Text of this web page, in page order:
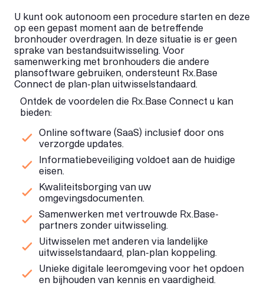
U kunt ook autonoom een procedure starten en deze
op een gepast moment aan de betreffende
bronhouder overdragen. In deze situatie is er geen
sprake van bestandsuitwisseling. Voor
samenwerking met bronhouders die andere
plansoftware gebruiken, ondersteunt Rx.Base
Connect de plan-plan uitwisselstandaard.
Ontdek de voordelen die Rx.Base Connect u kan
bieden:
Online software (SaaS) inclusief door ons
verzorgde updates.
Informatiebeveiliging voldoet aan de huidige
eisen.
Kwaliteitsborging van uw
omgevingsdocumenten.
Samenwerken met vertrouwde Rx.Base-
partners zonder uitwisseling.
Uitwisselen met anderen via landelijke
uitwisselstandaard, plan-plan koppeling.
Unieke digitale leeromgeving voor het opdoen
en bijhouden van kennis en vaardigheid.